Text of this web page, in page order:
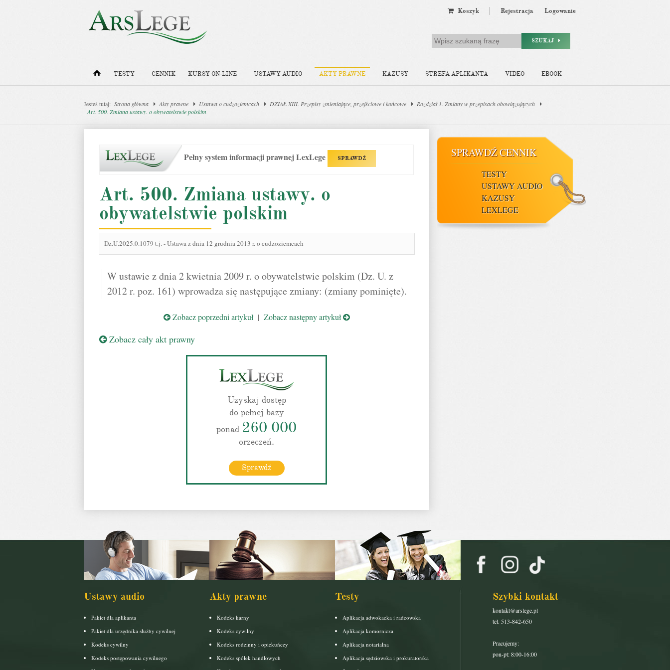
Koszyk Rejestracja Logowanie
SZUKAJ
TESTY CENNIK KURSY ON-LINE USTAWY AUDIO AKTY PRAWNE KAZUSY STREFA APLIKANTA VIDEO EBOOK
Jesteś tutaj: Strona główna Akty prawne Ustawa o cudzoziemcach DZIAŁ XIII. Przepisy zmieniające, przejściowe i końcowe
Rozdział 1. Zmiany w przepisach obowiązujących
Art. 500. Zmiana ustawy. o obywatelstwie polskim
Pełny system informacji prawnej LexLege SPRAWDŹ
Art. 500. Zmiana ustawy. o
obywatelstwie polskim
Dz.U.2025.0.1079 t.j.-Ustawa z dnia 12 grudnia 2013 r. o cudzoziemcach
W ustawie z dnia 2 kwietnia 2009 r. o obywatelstwie polskim (Dz. U. z
2012 r. poz. 161) wprowadza się następujące zmiany: (zmiany pominięte).
Zobacz poprzedni artykuł| Zobacz następny artykuł
Zobacz cały akt prawny
Uzyskaj dostęp
do pełnej bazy
ponad 260 000
orzeczeń.
Sprawdź
SPRAWDŹ CENNIK
TESTY
USTAWY AUDIO
KAZUSY
LEXLEGE
Ustawy audio
Pakiet dla aplikanta
Pakiet dla urzędnika służby cywilnej
Kodeks cywilny
Kodeks postępowania cywilnego
Akty prawne
Kodeks karny
Kodeks cywilny
Kodeks rodzinny i opiekuńczy
Kodeks spółek handlowych
Testy
Aplikacja adwokacka i radcowska
Aplikacja komornicza
Aplikacja notarialna
Aplikacja sędziowska i prokuratorska
Szybki kontakt
kontakt@arslege.pl
tel. 513-842-650
Pracujemy:
pon-pt: 8:00-16:00